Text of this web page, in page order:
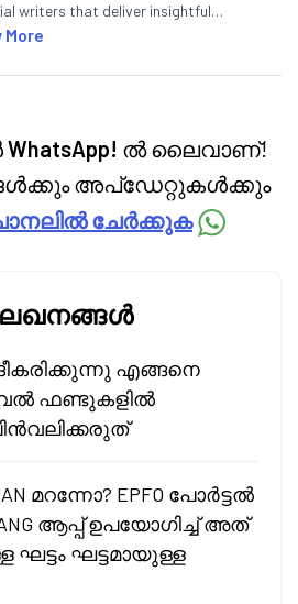
writers that deliver insightful
on the stock market, IPO, economy,
More
WhatsApp! ൽ ലൈവാണ്!
അപ്‌ഡേറ്റുകൾക്കും
ചേർക്കുക
എങ്ങനെ
ഫണ്ടുകളിൽ
മറന്നോ? EPFO പോർട്ടൽ
ആപ്പ് ഉപയോഗിച്ച് അത്
ഘട്ടം ഘട്ടമായുള്ള